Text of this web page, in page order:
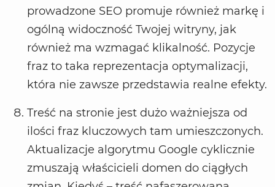
prowadzone SEO promuje również markę i
ogólną widoczność Twojej witryny, jak
również ma wzmagać klikalność. Pozycje
fraz to taka reprezentacja optymalizacji,
która nie zawsze przedstawia realne efekty.
Treść na stronie jest dużo ważniejsza od
ilości fraz kluczowych tam umieszczonych.
Aktualizacje algorytmu Google cyklicznie
zmuszają właścicieli domen do ciągłych